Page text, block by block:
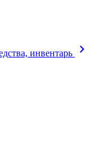
инвентарь keyboard_arrow_right